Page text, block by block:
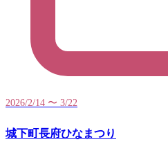
2026/2/14 〜 3/22
城下町長府ひなまつり